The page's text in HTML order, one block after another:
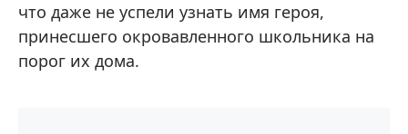
что даже не успели узнать имя героя,
принесшего окровавленного школьника на
порог их дома.